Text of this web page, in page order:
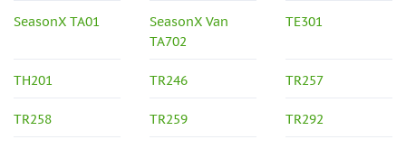
SeasonX TA01
SeasonX Van
TA702
TE301
TH201 TR246 TR257
TR258 TR259 TR292